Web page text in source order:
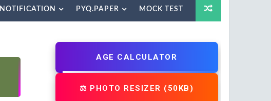
NOTIFICATION PYQ.PAPER MOCK TEST
AGE CALCULATOR
⚖️ PHOTO RESIZER (50KB)